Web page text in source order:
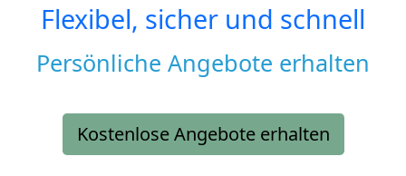
Flexibel, sicher und schnell
Persönliche Angebote erhalten
Kostenlose Angebote erhalten